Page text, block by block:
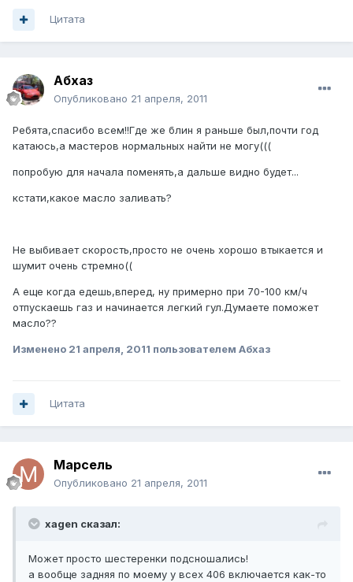
Цитата
Абхаз
Опубликовано 21 апреля, 2011
Ребята,спасибо всем!!Где же блин я раньше был,почти год
катаюсь,а мастеров нормальных найти не могу(((
попробую для начала поменять,а дальше видно будет...
кстати,какое масло заливать?
Не выбивает скорость,просто не очень хорошо втыкается и
шумит очень стремно((
А еще когда едешь,вперед, ну примерно при 70-100 км/ч
отпускаешь газ и начинается легкий гул.Думаете поможет
масло??
Изменено 21 апреля, 2011 пользователем Абхаз
Цитата
Марсель
Опубликовано 21 апреля, 2011
xagen сказал:
Может просто шестеренки подсношались!
а вообще задняя по моему у всех 406 включается как-то